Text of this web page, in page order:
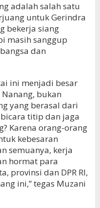
adalah salah satu
untuk Gerindra
bekerja siang
masih sanggup
dan
ini menjadi besar
bukan
yang berasal dari
titip dan jaga
Karena orang-orang
kebesaran
semuanya, kerja
hormat para
provinsi dan DPR RI,
ini,” tegas Muzani